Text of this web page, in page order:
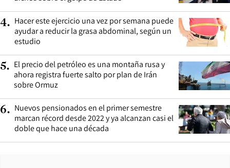
4. Hacer este ejercicio una vez por semana puede
ayudar a reducir la grasa abdominal, según un
estudio
5. El precio del petróleo es una montaña rusa y
ahora registra fuerte salto por plan de Irán
sobre Ormuz
6. Nuevos pensionados en el primer semestre
marcan récord desde 2022 y ya alcanzan casi el
doble que hace una década